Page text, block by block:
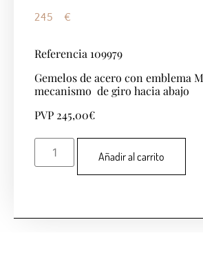
245€
Referencia 109979
Gemelos de acero con emblema
mecanismo de giro hacia abajo
PVP 245,00€
Añadir al carrito